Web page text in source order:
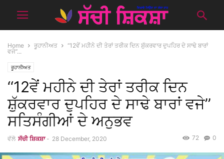
Home ਰੂਹਾਨੀਅਤ
‘‘12ਵੇਂ ਮਹੀਨੇ ਦੀ ਤੇਰਾਂ ਤਰੀਕ ਦਿਨ ਸ਼ੁੱਕਰਵਾਰ ਦੁਪਹਿਰ ਦੇ ਸਾਢੇ ਬਾਰਾਂ
ਵਜੇ’’...
ਰੂਹਾਨੀਅਤ
‘‘12ਵੇਂ ਮਹੀਨੇ ਦੀ ਤੇਰਾਂ ਤਰੀਕ ਦਿਨ
ਸ਼ੁੱਕਰਵਾਰ ਦੁਪਹਿਰ ਦੇ ਸਾਢੇ ਬਾਰਾਂ ਵਜੇ’’
ਸਤਿਸੰਗੀਆਂ ਦੇ ਅਨੁਭਵ
ਵੱਲੋ ਸੱਚੀ ਸ਼ਿਕਸ਼ਾ - 28 December, 2020 0
72